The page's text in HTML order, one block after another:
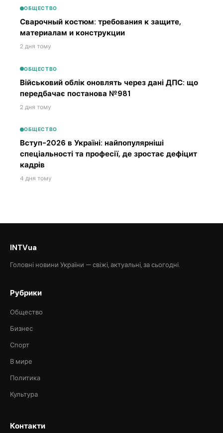
ОБЩЕСТВО
Сварочный костюм: требования к защите,
материалам и конструкции
2 дня тому
ОБЩЕСТВО
Військовий облік оновлять через дані ДПС: що
передбачає постанова №981
2 дня тому
ОБЩЕСТВО
Вступ-2026 в Україні: найпопулярніші
спеціальності та професії, де зростає дефіцит
кадрів
4 дня тому
INTVua
Головні новини України — свіжі, актуальні, за сьогодні.
Рубрики
Общество
Бизнес
Спорт
В мире
Политика
Культура
Контакти